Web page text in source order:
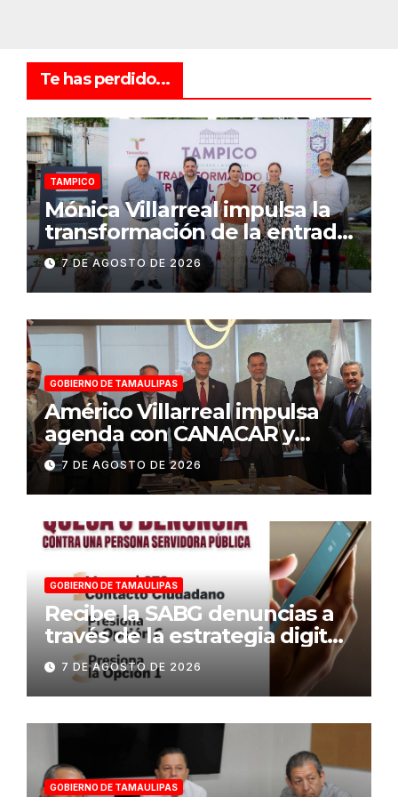
Te has perdido...
TAMPICO
Mónica Villarreal impulsa la
transformación de la entrada
al Centro Histórico de
Tampico
7 DE AGOSTO DE 2026
GOBIERNO DE TAMAULIPAS
Américo Villarreal impulsa
agenda con CANACAR y
CONCAMIN para fortalecer la
competitividad de
Tamaulipas
7 DE AGOSTO DE 2026
GOBIERNO DE TAMAULIPAS
Recibe la SABG denuncias a
través de la estrategia digital
«Tamaulipas te conecta»
7 DE AGOSTO DE 2026
GOBIERNO DE TAMAULIPAS